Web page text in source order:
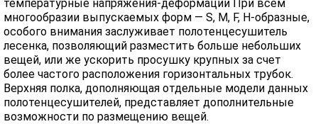
температурные напряжения-деформации При всем
многообразии выпускаемых форм — S, M, F, H-образные,
особого внимания заслуживает полотенцесушитель
лесенка, позволяющий разместить больше небольших
вещей, или же ускорить просушку крупных за счет
более частого расположения горизонтальных трубок.
Верхняя полка, дополняющая отдельные модели данных
полотенцесушителей, представляет дополнительные
возможности по размещению вещей.